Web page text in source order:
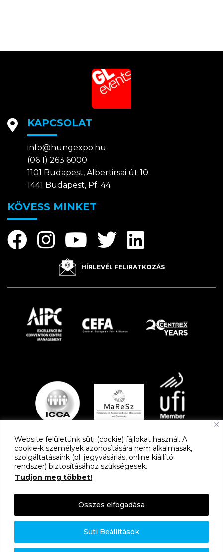
Website felületünk süti (cookie) fájlokat használ. A
cookie-k személyek azonosítására nem alkalmasak,
szolgáltatásaink (pl. jegyvásárlás, online kiállítói
rendszer) biztosításához szükségesek.
Tudjon meg többet!
Süti Beállítások
Összes elfogadása
KAPCSOLAT
info@hungexpo.hu
(06 1) 263 6000
1101 Budapest, Albertirsai út 10.
1441 Budapest, Pf. 44.
KÖVESS MINKET
HÍRLEVÉL FELIRATKOZÁS
PARTNEREK